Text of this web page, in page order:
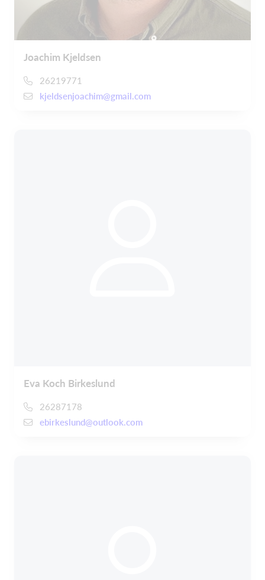
Joachim Kjeldsen
26219771
kjeldsenjoachim@gmail.com
Eva Koch Birkeslund
26287178
ebirkeslund@outlook.com